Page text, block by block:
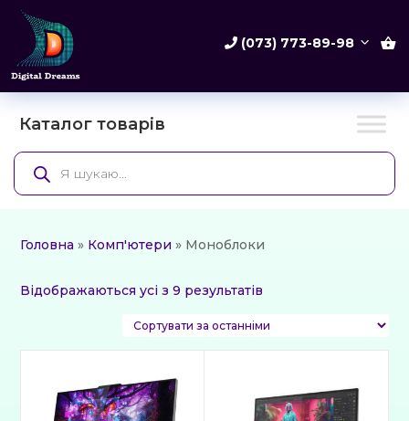
(073) 773-89-98
Каталог товарів
Products
search
Головна » Комп'ютери » Моноблоки
Відображаються усі з 9 результатів
останнім